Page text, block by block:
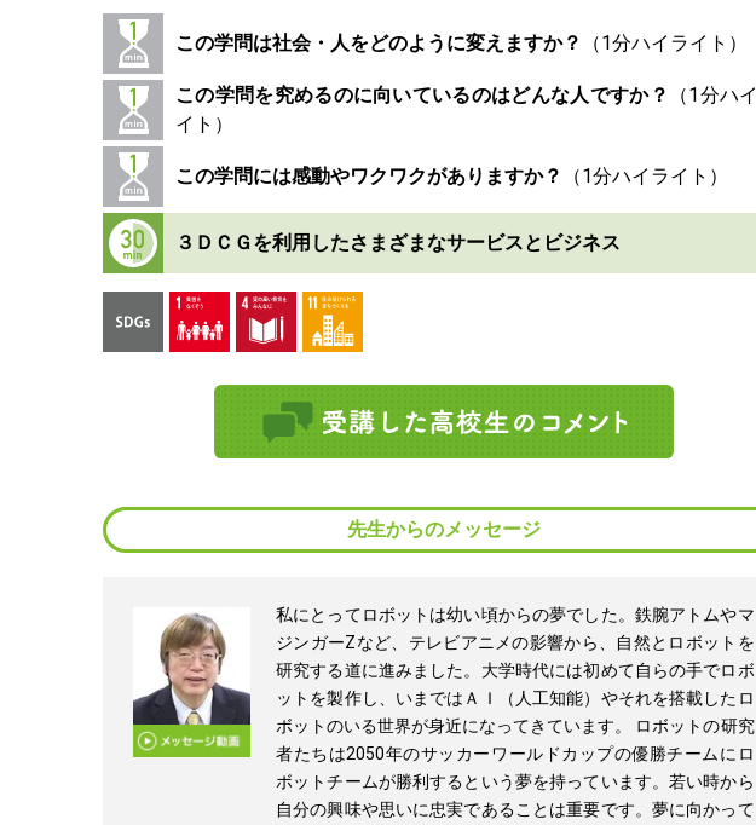
この学問は社会・人をどのように変えますか？
この学問を究めるのに向いているのはどんな人ですか？
この学問には感動やワクワクがありますか？
３ＤＣＧを利用したさまざまなサービスとビジネス
先生からのメッセージ
私にとってロボットは幼い頃からの夢でした。鉄腕アトムやマ
ジンガーZなど、テレビアニメの影響から、自然とロボットを
研究する道に進みました。大学時代には初めて自らの手でロボ
ットを製作し、いまではＡＩ（人工知能）やそれを搭載したロ
ボットのいる世界が身近になってきています。 ロボットの研究
者たちは2050年のサッカーワールドカップの優勝チームにロ
ボットチームが勝利するという夢を持っています。若い時から
自分の興味や思いに忠実であることは重要です。夢に向かって